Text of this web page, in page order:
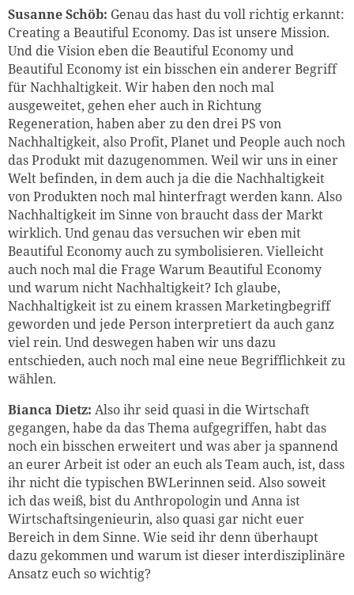
Susanne Schöb: Genau das hast du voll richtig erkannt:
Creating a Beautiful Economy. Das ist unsere Mission.
Und die Vision eben die Beautiful Economy und
Beautiful Economy ist ein bisschen ein anderer Begriff
für Nachhaltigkeit. Wir haben den noch mal
ausgeweitet, gehen eher auch in Richtung
Regeneration, haben aber zu den drei PS von
Nachhaltigkeit, also Profit, Planet und People auch noch
das Produkt mit dazugenommen. Weil wir uns in einer
Welt befinden, in dem auch ja die die Nachhaltigkeit
von Produkten noch mal hinterfragt werden kann. Also
Nachhaltigkeit im Sinne von braucht dass der Markt
wirklich. Und genau das versuchen wir eben mit
Beautiful Economy auch zu symbolisieren. Vielleicht
auch noch mal die Frage Warum Beautiful Economy
und warum nicht Nachhaltigkeit? Ich glaube,
Nachhaltigkeit ist zu einem krassen Marketingbegriff
geworden und jede Person interpretiert da auch ganz
viel rein. Und deswegen haben wir uns dazu
entschieden, auch noch mal eine neue Begrifflichkeit zu
wählen.
Bianca Dietz: Also ihr seid quasi in die Wirtschaft
gegangen, habe da das Thema aufgegriffen, habt das
noch ein bisschen erweitert und was aber ja spannend
an eurer Arbeit ist oder an euch als Team auch, ist, dass
ihr nicht die typischen BWLerinnen seid. Also soweit
ich das weiß, bist du Anthropologin und Anna ist
Wirtschaftsingenieurin, also quasi gar nicht euer
Bereich in dem Sinne. Wie seid ihr denn überhaupt
dazu gekommen und warum ist dieser interdisziplinäre
Ansatz euch so wichtig?